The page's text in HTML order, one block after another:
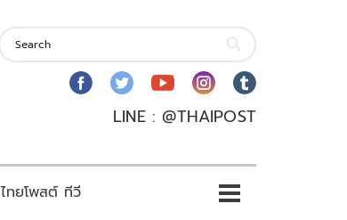
LINE : @THAIPOST
ไทยโพสต์ ทีวี